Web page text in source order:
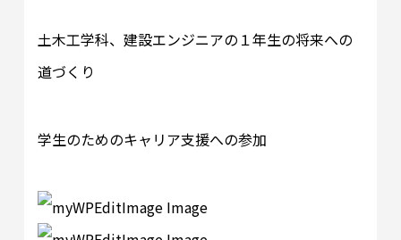
土木工学科、建設エンジニアの１年生の将来への
道づくり
学生のためのキャリア支援への参加